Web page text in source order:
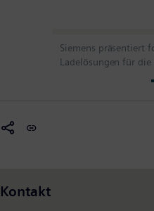
Siemens präsentiert
Ladelösungen für
Kontakt